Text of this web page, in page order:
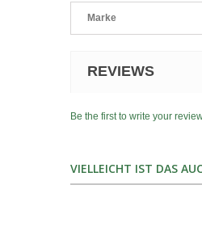
Marke
REVIEWS
Be the first to write your
VIELLEICHT IST DAS